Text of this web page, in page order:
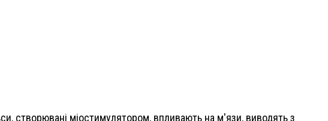
створювані міостимулятором, впливають на м'язи, виводять з